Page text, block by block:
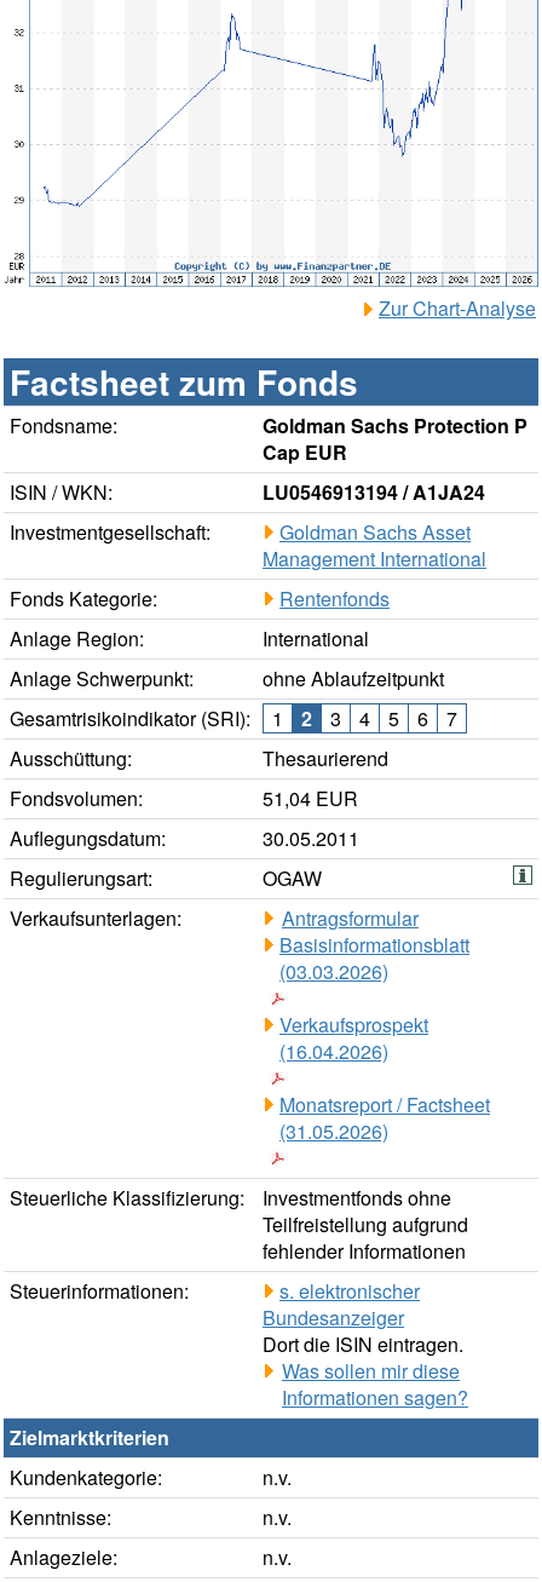
Zur Chart-Analyse
Factsheet zum Fonds
Fondsname:
Goldman Sachs Protection P
Cap EUR
ISIN / WKN:
LU0546913194 / A1JA24
Investmentgesellschaft:
Goldman Sachs Asset
Management International
Fonds Kategorie:
Rentenfonds
Anlage Region:
International
Anlage Schwerpunkt:
ohne Ablaufzeitpunkt
Gesamtrisikoindikator (SRI):
1 2 3 4 5 6
7
Ausschüttung:
Thesaurierend
Fondsvolumen:
51,04 EUR
Auflegungsdatum:
30.05.2011
Regulierungsart:
OGAW
Verkaufsunterlagen:
Antragsformular
Basisinformationsblatt
(03.03.2026)
Verkaufsprospekt
(16.04.2026)
Monatsreport / Factsheet
(31.05.2026)
Steuerliche Klassifizierung:
Investmentfonds ohne
Teilfreistellung aufgrund
fehlender Informationen
Steuerinformationen:
s. elektronischer
Bundesanzeiger
Dort die ISIN eintragen.
Was sollen mir diese
Informationen sagen?
Zielmarktkriterien
Kundenkategorie:
n.v.
Kenntnisse:
n.v.
Anlageziele:
n.v.